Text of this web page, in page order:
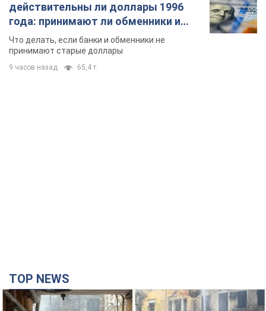
действительны ли доллары 1996
года: принимают ли обменники и
банки такие купюры
Что делать, если банки и обменники не
принимают старые доллары
9 часов назад 65,4 т.
TOP NEWS